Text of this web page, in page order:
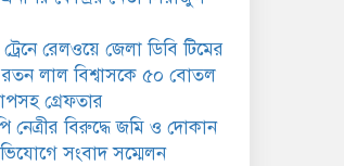
আদেশ অমান্য করে
লিচু ও আম লুট
হুমকি ,পুলিশের
জরুরি হস্তক্ষেপ কামনা
রেলওয়ে জেলা ডিবি টিমের
রতন লাল বিশ্বাসকে ৫০ বোতল
গ্রেফতার
নেত্রীর বিরুদ্ধে জমি ও দোকান
সংবাদ সম্মেলন